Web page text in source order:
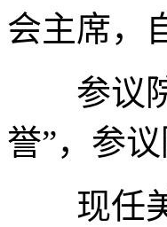
会主席，
参议院
誉”，参
现任美